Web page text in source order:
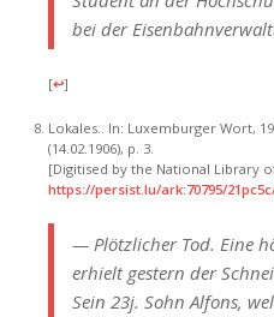
bei der
[↩]
Lokales.. In: Luxemburger Wort,
(14.02.1906), p. 3.
[Digitised by the National Library
https://persist.lu/ark:70795/
— Plötzlicher Tod. Eine
erhielt gestern der
Sein 23j. Sohn Alfons,